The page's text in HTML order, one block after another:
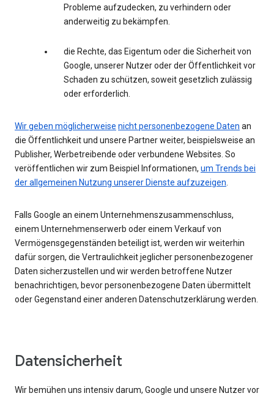
Probleme aufzudecken, zu verhindern oder
anderweitig zu bekämpfen.
die Rechte, das Eigentum oder die Sicherheit von
Google, unserer Nutzer oder der Öffentlichkeit vor
Schaden zu schützen, soweit gesetzlich zulässig
oder erforderlich.
Wir geben möglicherweise nicht personenbezogene Daten an
die Öffentlichkeit und unsere Partner weiter, beispielsweise an
Publisher, Werbetreibende oder verbundene Websites. So
veröffentlichen wir zum Beispiel Informationen, um Trends bei
der allgemeinen Nutzung unserer Dienste aufzuzeigen.
Falls Google an einem Unternehmenszusammenschluss,
einem Unternehmenserwerb oder einem Verkauf von
Vermögensgegenständen beteiligt ist, werden wir weiterhin
dafür sorgen, die Vertraulichkeit jeglicher personenbezogener
Daten sicherzustellen und wir werden betroffene Nutzer
benachrichtigen, bevor personenbezogene Daten übermittelt
oder Gegenstand einer anderen Datenschutzerklärung werden.
Datensicherheit
Wir bemühen uns intensiv darum, Google und unsere Nutzer vor